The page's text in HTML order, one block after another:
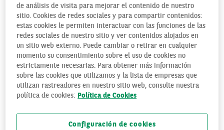
Iniciar una aventura empresarial como autónomo no es un
proyecto sencillo, y financieramente a menudo exige
inversiones difíciles de asumir. Para ello existe la opción de
la capitalización del desempleo o el pago único de la
totalidad de las prestaciones correspondientes al paro.
El Pago Único del desempleo lo pueden solicitar aquellas
personas que están en el paro e interesadas en abrir su
propio negocio como autónomos, ya que permite cobrar
de una sola vez todo o parte del importe pendiente de la
de análisis de visita para mejorar el contenido de nuestro
sitio. Cookies de redes sociales y para compartir contenidos:
estas cookies le permiten interactuar con las funciones de las
redes sociales de nuestro sitio y ver contenidos alojados en
un sitio web externo. Puede cambiar o retirar en cualquier
momento su consentimiento sobre el uso de cookies no
estrictamente necesarias. Para obtener más información
sobre las cookies que utilizamos y la lista de empresas que
utilizan rastreadores en nuestro sitio web, consulte nuestra
política de cookies:
Política de Cookies
Configuración de cookies